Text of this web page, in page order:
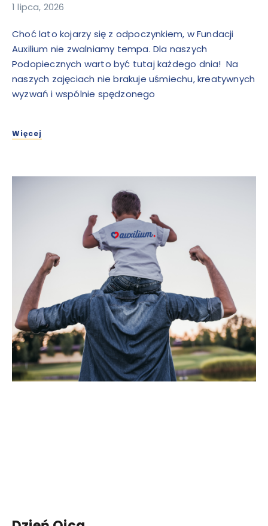
1 lipca, 2026
Choć lato kojarzy się z odpoczynkiem, w Fundacji
Auxilium nie zwalniamy tempa. Dla naszych
Podopiecznych warto być tutaj każdego dnia! Na
naszych zajęciach nie brakuje uśmiechu, kreatywnych
wyzwań i wspólnie spędzonego
Więcej